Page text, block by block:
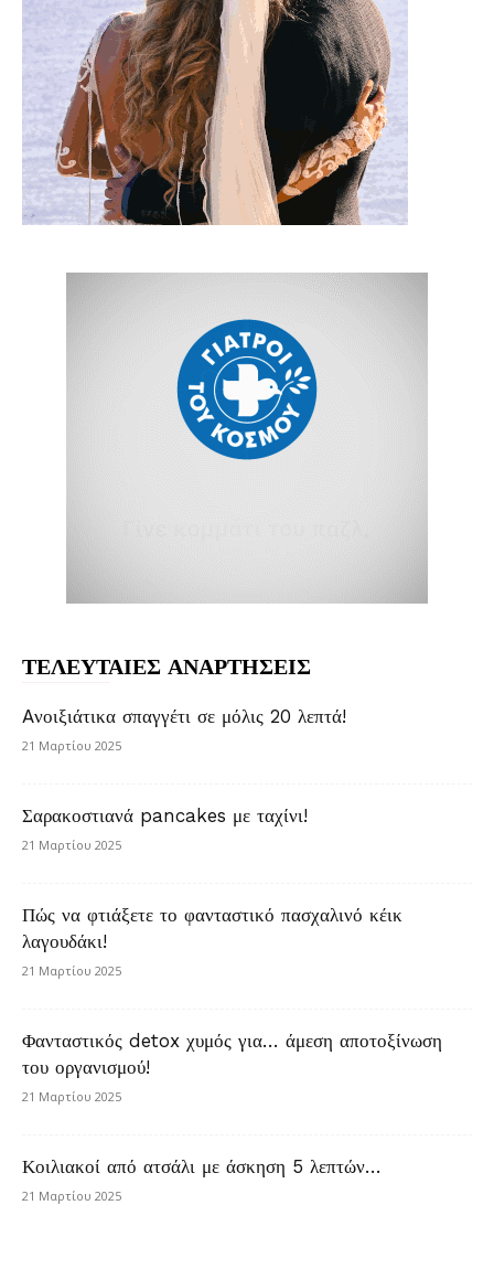
ΤΕΛΕΥΤΑΙΕΣ ΑΝΑΡΤΗΣΕΙΣ
Aνοιξιάτικα σπαγγέτι σε μόλις 20 λεπτά!
21 Μαρτίου 2025
Σαρακοστιανά pancakes με ταχίνι!
21 Μαρτίου 2025
Πώς να φτιάξετε το φανταστικό πασχαλινό κέικ
λαγουδάκι!
21 Μαρτίου 2025
Φανταστικός detox χυμός για… άμεση αποτοξίνωση
του οργανισμού!
21 Μαρτίου 2025
Κοιλιακοί από ατσάλι με άσκηση 5 λεπτών…
21 Μαρτίου 2025